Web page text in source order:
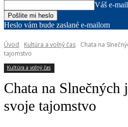
Váš e-mail
Heslo vám bude zaslané e-mailom
Úvod Kultúra a voľný čas
Chata na
tajomstvo
Kultúra a voľný čas
Chata na Slnečných
svoje tajomstvo